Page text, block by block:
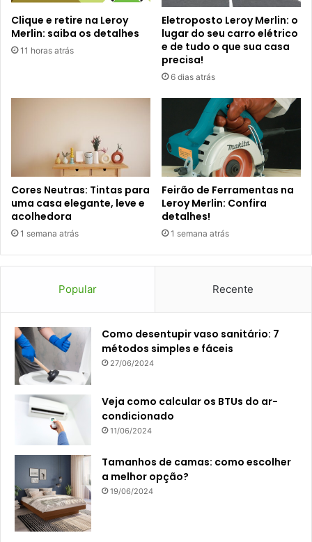
Clique e retire na Leroy
Merlin: saiba os detalhes
11 horas atrás
Eletroposto Leroy Merlin: o
lugar do seu carro elétrico
e de tudo o que sua casa
precisa!
6 dias atrás
Cores Neutras: Tintas para
uma casa elegante, leve e
acolhedora
1 semana atrás
Feirão de Ferramentas na
Leroy Merlin: Confira
detalhes!
1 semana atrás
Popular Recente
Como desentupir vaso sanitário: 7
métodos simples e fáceis
27/06/2024
Veja como calcular os BTUs do ar-
condicionado
11/06/2024
Tamanhos de camas: como escolher
a melhor opção?
19/06/2024